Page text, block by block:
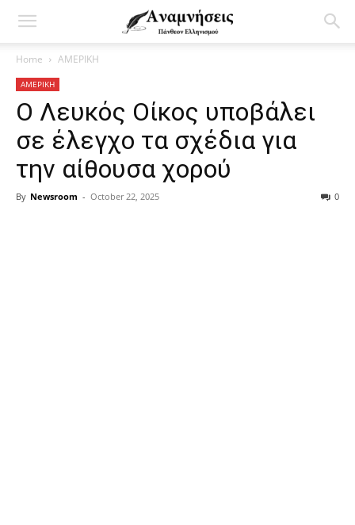
Home ΑΜΕΡΙΚΗ
ΑΜΕΡΙΚΗ
Ο Λευκός Οίκος υποβάλει
σε έλεγχο τα σχέδια για
την αίθουσα χορού
By Newsroom - October 22, 2025 0